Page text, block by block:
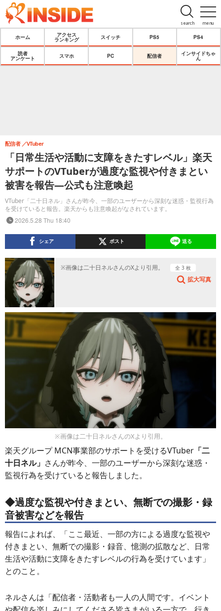
menu
search
ホーム
アクセス
ランキング
スイッチ PS5 PS4
読者
アンケート
スマホ PC 配信者
インサイドちゃ
ん
「日常生活や活動に支障をきたすレベル」楽天
サポートのVTuberが過度な監視や付きまとい
被害を報告―公式も注意喚起
VTuber「二十日ネル」さんが昨今、一部のユーザーから深刻な迷惑・監視行為
を受けていると報告。楽天からも注意喚起がなされています。
配信者 VTuber
2026.5.28 Thu 18:40
シェア ポスト 送る
※画像は二十日ネルさんのXより引用。 全 3 枚
拡大写真
※画像は二十日ネルさんのXより引用。
楽天グループ MCN事業部のサポートを受けるVTuber 「二
十日ネル」 さんが昨今、一部のユーザーから深刻な迷惑・
監視行為を受けていると報告しました。
◆過度な監視や付きまとい、無断での撮影・録
音被害などを報告
報告によれば、「ここ最近、一部の方による過度な監視や
付きまとい、無断での撮影・録音、憶測の拡散など、日常
生活や活動に支障をきたすレベルの行為を受けています」
とのこと。
ネルさんは「配信者・活動者も一人の人間です。イベント